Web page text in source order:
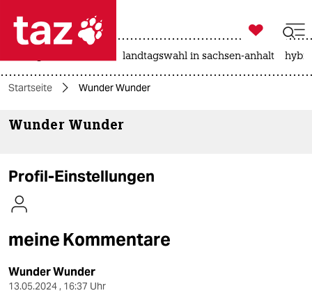
 taz zahl ich
taz zahl ich
themen
kultur
sport

taz zahl ich
landtagswahl in sachsen-anhalt
Startseite Wunder Wunder
Wunder Wunder
Profil-Einstellungen
meine Kommentare
Wunder Wunder
13.05.2024 , 16:37 Uhr